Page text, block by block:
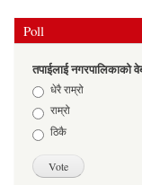
Poll
तपाईलाई नगरपालिकाको
Choicesधेरै राम्रो
राम्रो
ठिकै